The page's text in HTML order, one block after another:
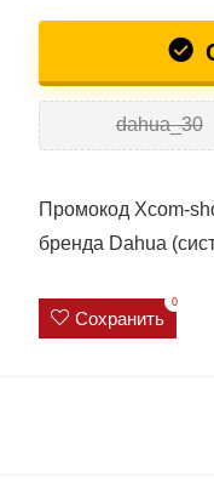
dahua_30
Промокод Xcom-
бренда Dahua
Сохранить
0